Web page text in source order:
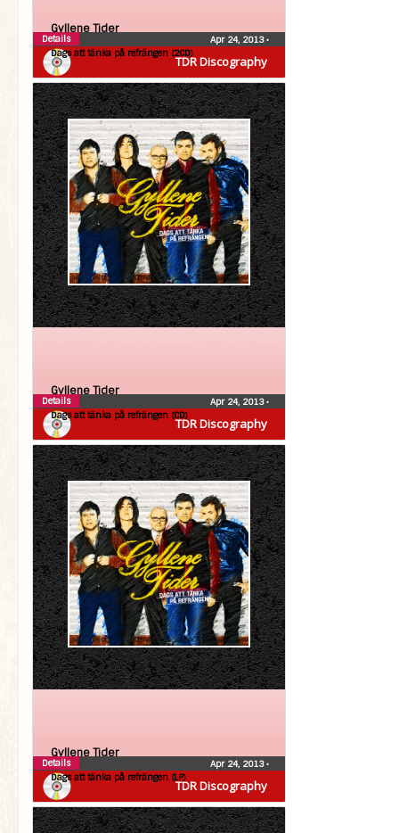
TDR Discography
Gyllene Tider
Dags att tänka på refrängen (2CD)
Apr 24, 2013•
Details
TDR Discography
Gyllene Tider
Dags att tänka på refrängen (CD)
Apr 24, 2013•
Details
TDR Discography
Gyllene Tider
Dags att tänka på refrängen (LP)
Apr 24, 2013•
Details